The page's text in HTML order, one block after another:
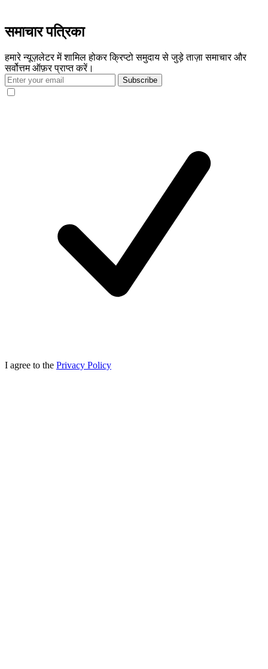
समाचार पत्रिका
हमारे न्यूज़लेटर में शामिल होकर क्रिप्टो समुदाय से जुड़े ताज़ा समाचार और
सर्वोत्तम ऑफ़र प्राप्त करें।
Subscribe
I agree to the Privacy Policy